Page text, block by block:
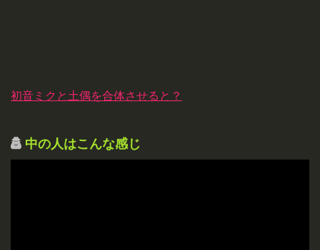
初音ミクと土偶を合体させると？
中の人はこんな感じ